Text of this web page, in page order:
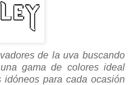
de la uva buscando
gama de colores ideal
para cada ocasión